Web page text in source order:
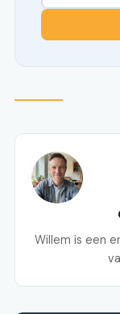
Willem is een